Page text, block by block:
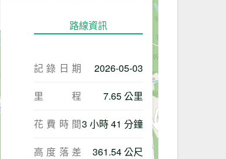
路線資訊
記錄日期 2026-05-03
里程 7.65 公里
花費時間3 小時 41 分鐘
高度落差 361.54 公尺